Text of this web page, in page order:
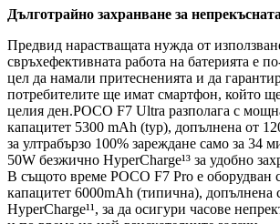
Дълготрайно захранване за
Предвид нарастващата нужда от
свръхефективната работа на батерията е
цел да намали притесненията и да
потребителите ще имат смартфон, който
целия ден.POCO F7 Ultra разполага с
капацитет 5300 mAh (typ), допълнена от
за ултрабързо 100% зареждане само за 34
50W безжично HyperCharge¹³ за удобно
В същото време POCO F7 Pro е оборудван
капацитет 6000mAh (типична), допълнена
HyperCharge¹¹, за да осигури часове